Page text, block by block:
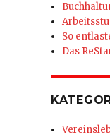
So
Das